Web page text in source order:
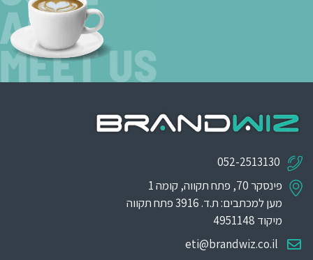
052-2513130
פינסקר 70, פתח תקווה, קומה 1
מען למכתבים: ת.ד. 3916 פתח תקווה
מיקוד 4951148
eti@brandwiz.co.il